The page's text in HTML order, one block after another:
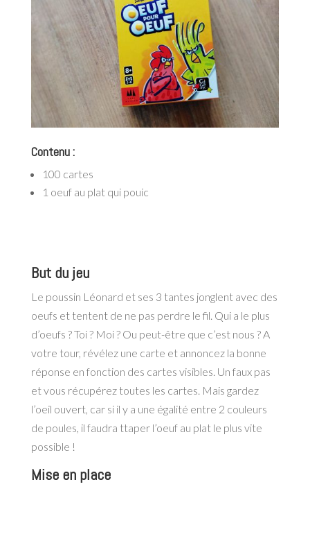
Contenu :
100 cartes
1 oeuf au plat qui pouic
But du jeu
Le poussin Léonard et ses 3 tantes jonglent avec des
oeufs et tentent de ne pas perdre le fil. Qui a le plus
d’oeufs ? Toi ? Moi ? Ou peut-être que c’est nous ? A
votre tour, révélez une carte et annoncez la bonne
réponse en fonction des cartes visibles. Un faux pas
et vous récupérez toutes les cartes. Mais gardez
l’oeil ouvert, car si il y a une égalité entre 2 couleurs
de poules, il faudra ttaper l’oeuf au plat le plus vite
possible !
Mise en place